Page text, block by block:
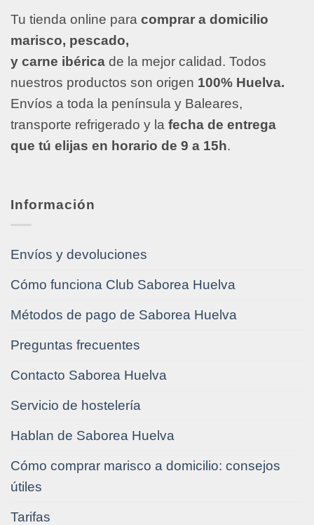
Tu tienda online para comprar a domicilio
marisco, pescado,
y carne ibérica de la mejor calidad. Todos
nuestros productos son origen 100% Huelva.
Envíos a toda la península y Baleares,
transporte refrigerado y la fecha de entrega
que tú elijas en horario de 9 a 15h.
Información
Envíos y devoluciones
Cómo funciona Club Saborea Huelva
Métodos de pago de Saborea Huelva
Preguntas frecuentes
Contacto Saborea Huelva
Servicio de hostelería
Hablan de Saborea Huelva
Cómo comprar marisco a domicilio: consejos
útiles
Tarifas